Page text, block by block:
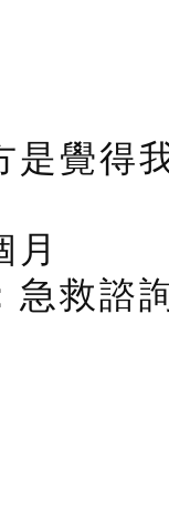
是覺得
月
急救諮